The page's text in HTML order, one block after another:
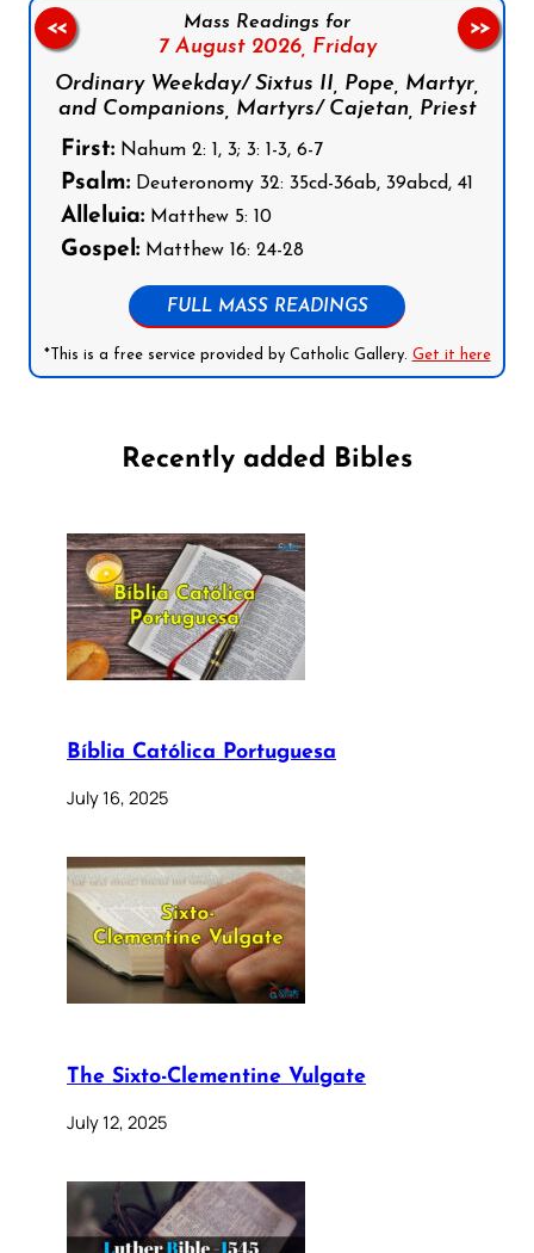
Mass Readings for
7 August 2026, Friday
Ordinary Weekday/ Sixtus II, Pope, Martyr,
and Companions, Martyrs/ Cajetan, Priest
First: Nahum 2: 1, 3; 3: 1-3, 6-7
Psalm: Deuteronomy 32: 35cd-36ab, 39abcd, 41
Alleluia: Matthew 5: 10
Gospel: Matthew 16: 24-28
FULL MASS READINGS
*This is a free service provided by Catholic Gallery. Get it here
<< >>
Recently added Bibles
Bíblia Católica Portuguesa
July 16, 2025
The Sixto-Clementine Vulgate
July 12, 2025